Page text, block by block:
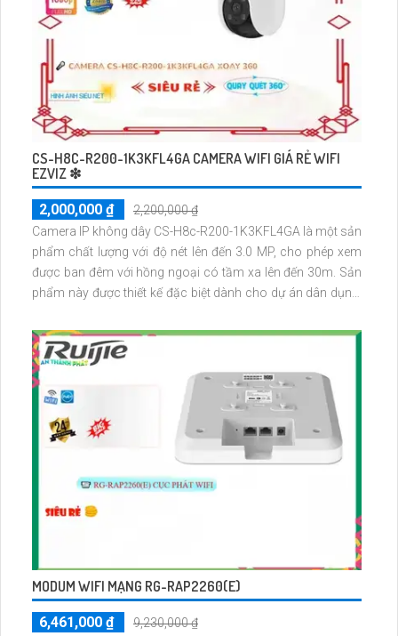
CS-H8C-R200-1K3KFL4GA CAMERA WIFI GIÁ RẺ WIFI
EZVIZ ❇
2,000,000 ₫
2,200,000 ₫
Camera IP không dây CS-H8c-R200-1K3KFL4GA là một sản
phẩm chất lượng với độ nét lên đến 3.0 MP, cho phép xem
được ban đêm với hồng ngoại có tầm xa lên đến 30m. Sản
phẩm này được thiết kế đặc biệt dành cho dự án dân dụng,
dụng
MODUM WIFI MẠNG RG-RAP2260(E)
6,461,000 ₫
9,230,000 ₫